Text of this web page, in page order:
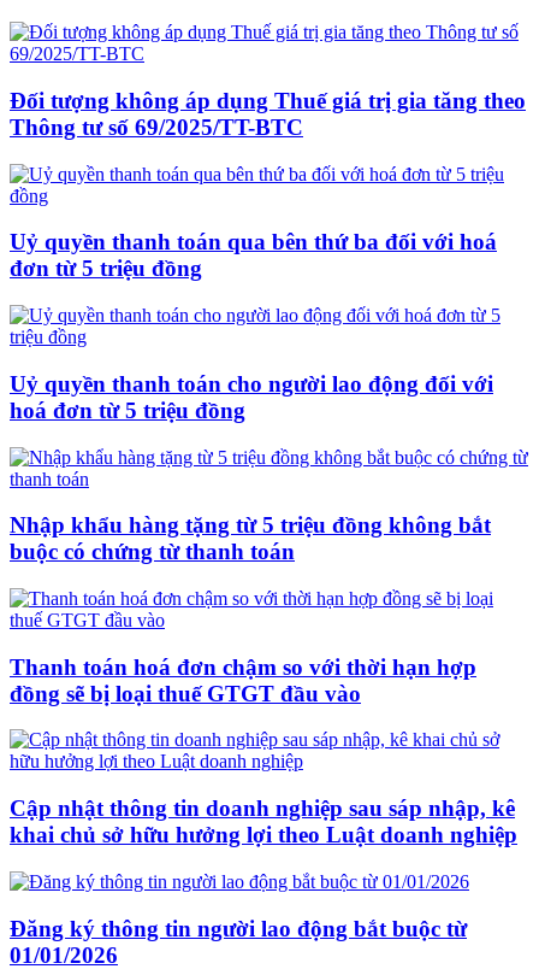
Đối tượng không áp dụng Thuế giá trị gia tăng theo
Thông tư số 69/2025/TT-BTC
Uỷ quyền thanh toán qua bên thứ ba đối với hoá
đơn từ 5 triệu đồng
Uỷ quyền thanh toán cho người lao động đối với
hoá đơn từ 5 triệu đồng
Nhập khẩu hàng tặng từ 5 triệu đồng không bắt
buộc có chứng từ thanh toán
Thanh toán hoá đơn chậm so với thời hạn hợp
đồng sẽ bị loại thuế GTGT đầu vào
Cập nhật thông tin doanh nghiệp sau sáp nhập, kê
khai chủ sở hữu hưởng lợi theo Luật doanh nghiệp
Đăng ký thông tin người lao động bắt buộc từ
01/01/2026